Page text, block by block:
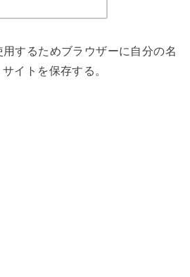
するためブラウザーに自分の名
イトを保存する。